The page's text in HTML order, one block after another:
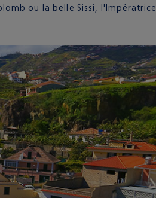
ou la belle Sissi, l'Impératrice